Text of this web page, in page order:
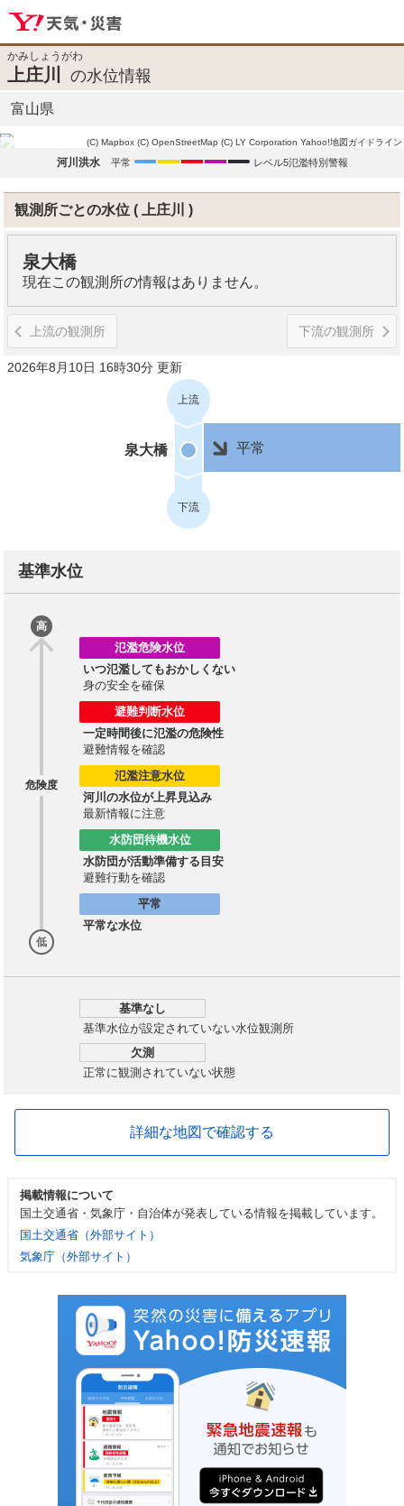
かみしょうがわ
上庄川 の水位情報
富山県
(C) Mapbox (C) OpenStreetMap (C) LY Corporation Yahoo!地図ガイドライン
河川洪水 平常 レベル5氾濫特別警報
観測所ごとの水位 上庄川
泉大橋
現在この観測所の情報はありません。
上流の観測所 下流の観測所
2026年8月10日 16時30分 更新
上流
泉大橋 平常
下流
基準水位
高
危険度
低
氾濫危険水位
いつ氾濫してもおかしくない
身の安全を確保
避難判断水位
一定時間後に氾濫の危険性
避難情報を確認
氾濫注意水位
河川の水位が上昇見込み
最新情報に注意
水防団待機水位
水防団が活動準備する目安
避難行動を確認
平常
平常な水位
基準なし
基準水位が設定されていない水位観測所
欠測
正常に観測されていない状態
詳細な地図で確認する
掲載情報について
国土交通省・気象庁・自治体が発表している情報を掲載しています。
国土交通省（外部サイト）
気象庁（外部サイト）